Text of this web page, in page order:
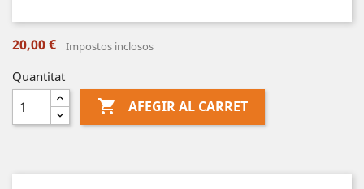
20,00 € Impostos inclosos
Quantitat
 AFEGIR AL CARRET